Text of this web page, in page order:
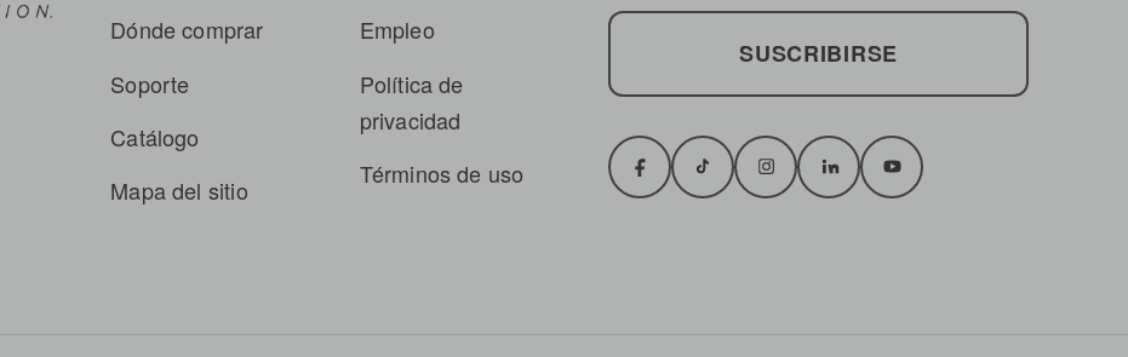
Dónde comprar
Soporte
Catálogo
Mapa del sitio
Empleo
Política de
privacidad
Términos de uso
SUSCRIBIRSE